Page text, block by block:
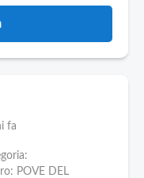
fa
POVE DEL